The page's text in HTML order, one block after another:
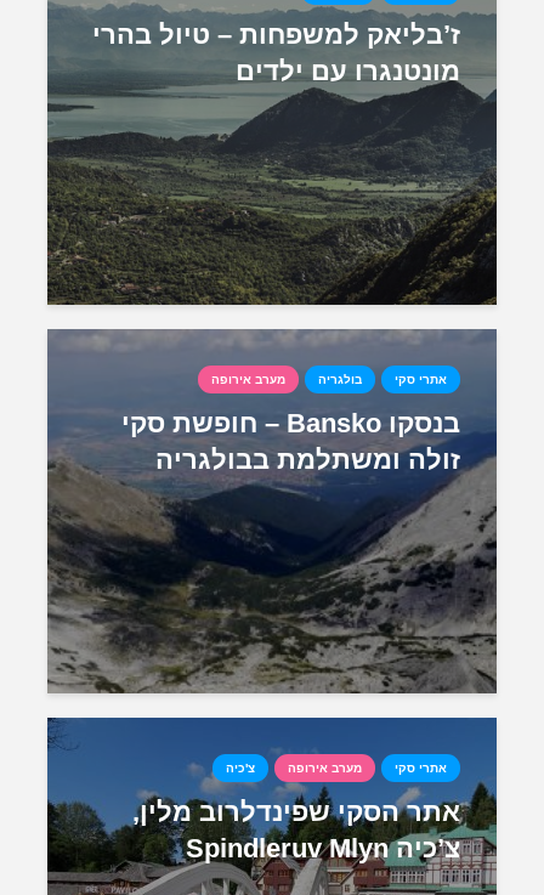
ז’בליאק למשפחות – טיול בהרי
מונטנגרו עם ילדים
אתרי סקי בולגריה מערב אירופה
בנסקו Bansko – חופשת סקי
זולה ומשתלמת בבולגריה
אתרי סקי מערב אירופה צ'כיה
אתר הסקי שפינדלרוב מלין,
צ’כיה Spindleruv Mlyn